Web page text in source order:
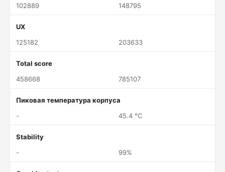
102889
148795
UX
125182
203633
Total score
458668
785107
Пиковая температура корпуса
-
45.4 °C
Stability
-
99%